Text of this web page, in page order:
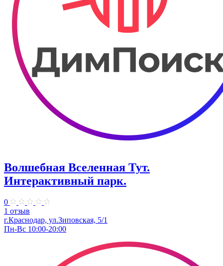
Волшебная Вселенная Тут.
Интерактивный парк.
0
1 отзыв
г.Краснодар, ул.Зиповская, 5/1
Пн-Вс 10:00-20:00